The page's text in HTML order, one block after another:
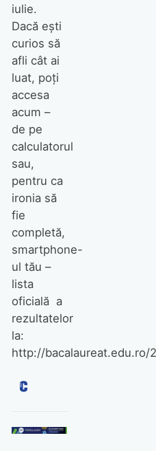
iulie.
Dacă eşti
curios să
afli cât ai
luat, poţi
accesa
acum –
de pe
calculatorul
sau,
pentru ca
ironia să
fie
completă,
smartphone-
ul tău –
lista
oficială a
rezultatelor
la:
http://bacalaureat.edu.ro/